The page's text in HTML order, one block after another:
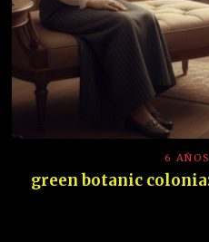
6
green botanic